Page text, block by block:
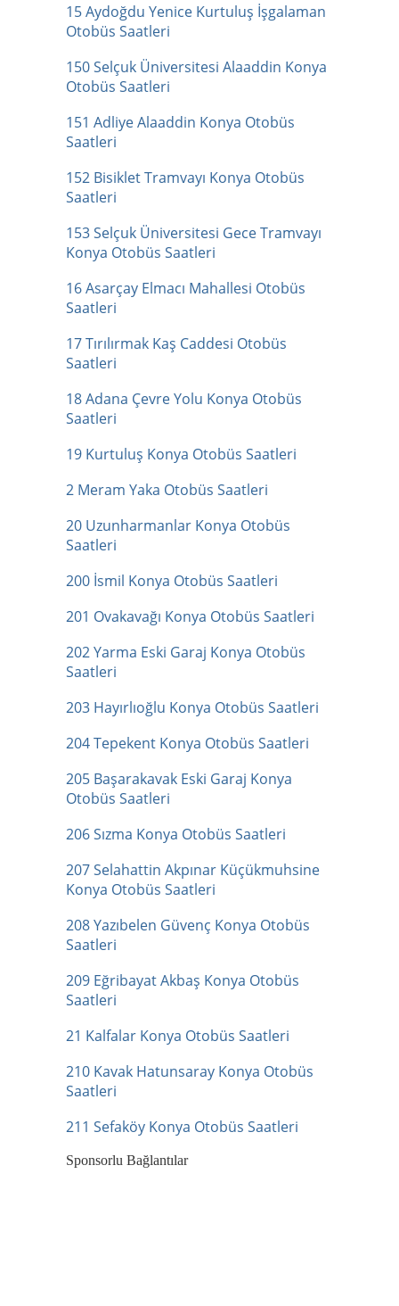
15 Aydoğdu Yenice Kurtuluş İşgalaman
Otobüs Saatleri
150 Selçuk Üniversitesi Alaaddin Konya
Otobüs Saatleri
151 Adliye Alaaddin Konya Otobüs
Saatleri
152 Bisiklet Tramvayı Konya Otobüs
Saatleri
153 Selçuk Üniversitesi Gece Tramvayı
Konya Otobüs Saatleri
16 Asarçay Elmacı Mahallesi Otobüs
Saatleri
17 Tırılırmak Kaş Caddesi Otobüs
Saatleri
18 Adana Çevre Yolu Konya Otobüs
Saatleri
19 Kurtuluş Konya Otobüs Saatleri
2 Meram Yaka Otobüs Saatleri
20 Uzunharmanlar Konya Otobüs
Saatleri
200 İsmil Konya Otobüs Saatleri
201 Ovakavağı Konya Otobüs Saatleri
202 Yarma Eski Garaj Konya Otobüs
Saatleri
203 Hayırlıoğlu Konya Otobüs Saatleri
204 Tepekent Konya Otobüs Saatleri
205 Başarakavak Eski Garaj Konya
Otobüs Saatleri
206 Sızma Konya Otobüs Saatleri
207 Selahattin Akpınar Küçükmuhsine
Konya Otobüs Saatleri
208 Yazıbelen Güvenç Konya Otobüs
Saatleri
209 Eğribayat Akbaş Konya Otobüs
Saatleri
21 Kalfalar Konya Otobüs Saatleri
210 Kavak Hatunsaray Konya Otobüs
Saatleri
211 Sefaköy Konya Otobüs Saatleri
Sponsorlu Bağlantılar